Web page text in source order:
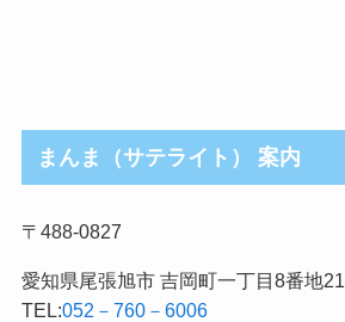
まんま（サテライト） 案内
〒488-0827
愛知県尾張旭市 吉岡町一丁目8番地21
TEL:052－760－6006